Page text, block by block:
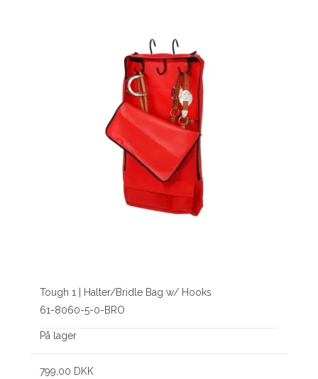
Tough 1 | Halter/Bridle Bag w/ Hooks
61-8060-5-0-BRO
På lager
799,00 DKK